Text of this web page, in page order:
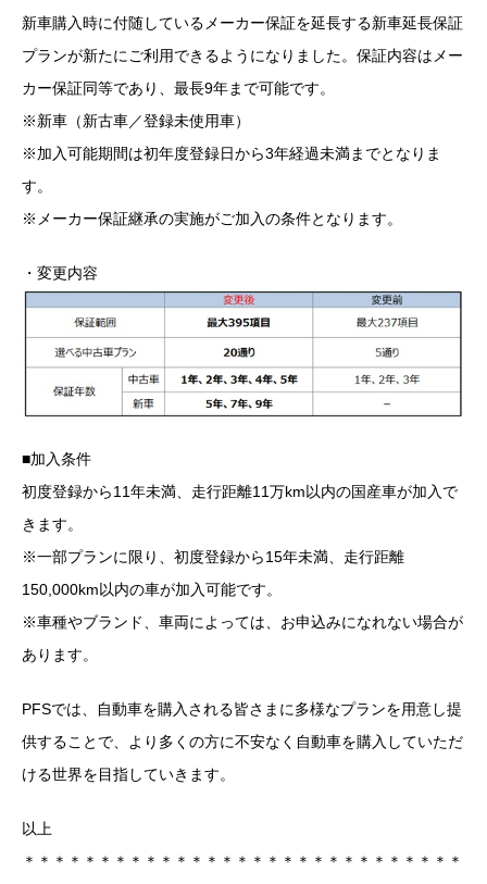
新車購入時に付随しているメーカー保証を延長する新車延長保証
プランが新たにご利用できるようになりました。保証内容はメー
カー保証同等であり、最長9年まで可能です。
※新車（新古車／登録未使用車）
※加入可能期間は初年度登録日から3年経過未満までとなりま
す。
※メーカー保証継承の実施がご加入の条件となります。
・変更内容
■加入条件
初度登録から11年未満、走行距離11万km以内の国産車が加入で
きます。
※一部プランに限り、初度登録から15年未満、走行距離
150,000km以内の車が加入可能です。
※車種やブランド、車両によっては、お申込みになれない場合が
あります。
PFSでは、自動車を購入される皆さまに多様なプランを用意し提
供することで、より多くの方に不安なく自動車を購入していただ
ける世界を目指していきます。
以上
＊＊＊＊＊＊＊＊＊＊＊＊＊＊＊＊＊＊＊＊＊＊＊＊＊＊＊＊＊